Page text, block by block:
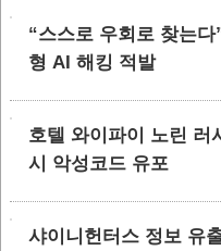
“스스로 우회로 찾는다
형 AI 해킹 적발
호텔 와이파이 노린 러
시 악성코드 유포
샤이니헌터스 정보 유